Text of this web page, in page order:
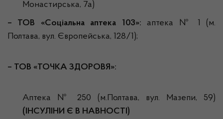
Монастирська, 7а)
– ТОВ «Соціальна аптека 103»: аптека № 1 (м.
Полтава, вул. Європейська, 128/1);
– ТОВ «ТОЧКА ЗДОРОВЯ»:
Аптека № 250 (м.Полтава, вул. Мазепи, 59)
(ІНСУЛІНИ Є В НАВНОСТІ)